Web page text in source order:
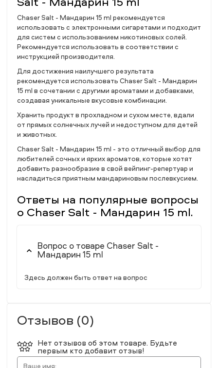
Chaser Salt - Мандарин 15 ml рекомендуется
использовать с электронными сигаретами и подходит
для систем с использованием никотиновых солей.
Рекомендуется использовать в соответствии с
инструкцией производителя.
Для достижения наилучшего результата
рекомендуется использовать Chaser Salt - Мандарин
15 ml в сочетании с другими ароматами и добавками,
создавая уникальные вкусовые комбинации.
Хранить продукт в прохладном и сухом месте, вдали
от прямых солнечных лучей и недоступном для детей
и животных.
Chaser Salt - Мандарин 15 ml - это отличный выбор для
любителей сочных и ярких ароматов, которые хотят
добавить разнообразие в свой вейпинг-репертуар и
насладиться приятным мандариновым послевкусием.
Ответы на популярные вопросы
о Chaser Salt - Мандарин 15 ml.
Вопрос о товаре Chaser Salt -
Мандарин 15 ml
Здесь должен быть ответ на вопрос
Отзывов (0)
Нет отзывов об этом товаре. Будьте
первым кто добавит отзыв!